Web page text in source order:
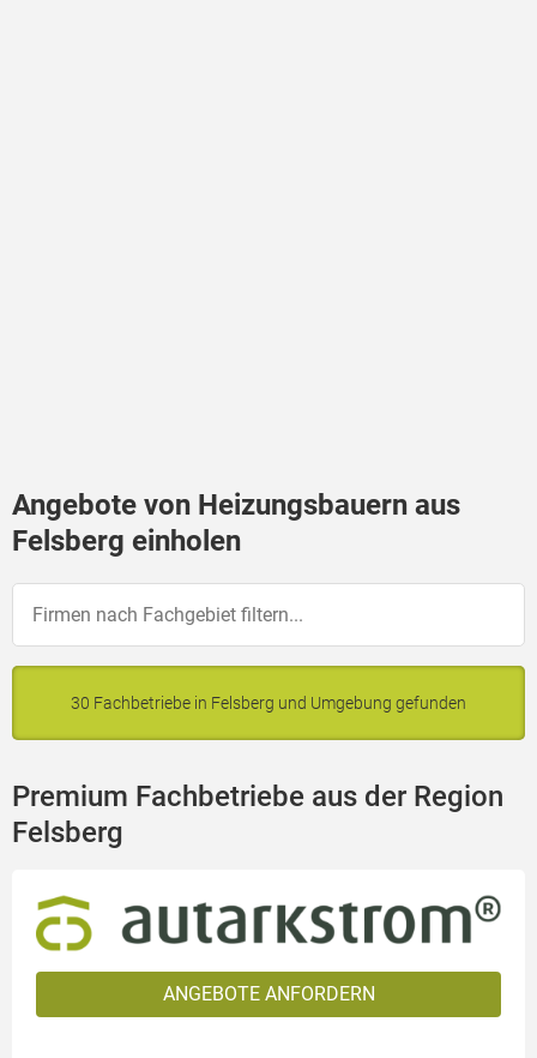
Angebote von Heizungsbauern aus
Felsberg einholen
30 Fachbetriebe in Felsberg und Umgebung gefunden
Premium Fachbetriebe aus der Region
Felsberg
ANGEBOTE ANFORDERN